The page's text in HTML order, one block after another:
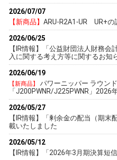
2026/07/07
【新商品】 ARU-R2A1-UR UR+の
2026/06/25
【IR情報】
「公益財団法人財務会
入に関する考え方等に関するお知
2026/06/19
【新商品】
パワーニッパー ラウン
「J200PWNR/J225PWNR」2026
2026/05/27
【IR情報】
「剰余金の配当（期末
載いたしました
2026/05/12
【IR情報】「2026年3月期決算短